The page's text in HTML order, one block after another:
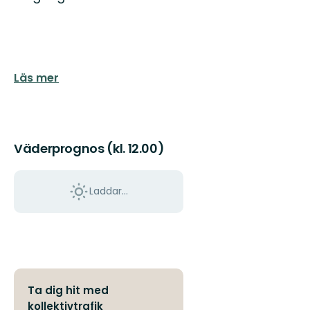
Läs mer
Väderprognos (kl. 12.00)
Laddar...
Ta dig hit med
kollektivtrafik